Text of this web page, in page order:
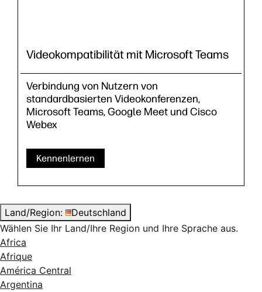
Videokompatibilität mit Microsoft Teams
Verbindung von Nutzern von
standardbasierten Videokonferenzen,
Microsoft Teams, Google Meet und Cisco
Webex
Kennenlernen
Land/Region:
Deutschland
Wählen Sie Ihr Land/Ihre Region und Ihre Sprache aus.
Africa
Afrique
América Central
Argentina